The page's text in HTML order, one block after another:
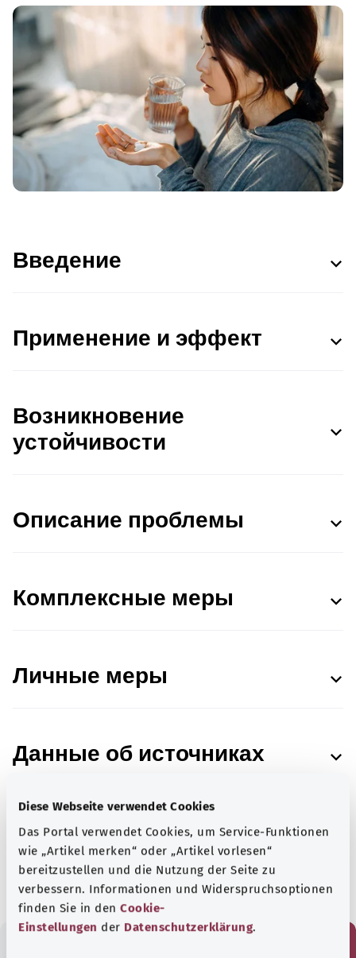
Diese Webseite verwendet Cookies
Das Portal verwendet Cookies, um Service-Funktionen
wie „Artikel merken“ oder „Artikel vorlesen“
bereitzustellen und die Nutzung der Seite zu
verbessern. Informationen und Widerspruchsoptionen
finden Sie in den Cookie-
Einstellungen der Datenschutzerklärung.
Введение
Применение и эффект
Возникновение
устойчивости
Описание проблемы
Комплексные меры
Личные меры
Данные об источниках
Состояние: 29.04.2025